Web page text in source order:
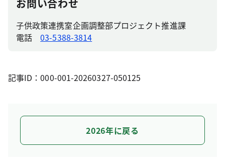
お問い合わせ
子供政策連携室企画調整部プロジェクト推進課
電話03-5388-3814
記事ID：000-001-20260327-050125
2026年に戻る